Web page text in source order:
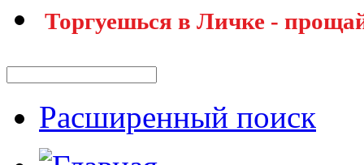
Торгуешься в Личке -
Расширенный поиск